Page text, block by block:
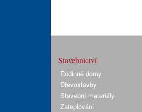
Stavebnictví
Rodinné domy
Dřevostavby
Stavební materiály
Zateplování